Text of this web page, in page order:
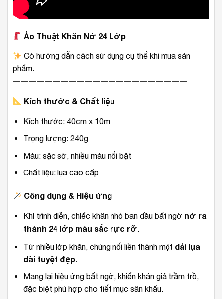
Ảo Thuật Khăn Nở 24 Lớp
Có hướng dẫn cách sử dụng cụ thể khi mua sản
phẩm.
――――――――――――――――――――――
Kích thước & Chất liệu
Kích thước: 40cm x 10m
Trọng lượng: 240g
Màu: sặc sỡ, nhiều màu nổi bật
Chất liệu: lụa cao cấp
Công dụng & Hiệu ứng
Khi trình diễn, chiếc khăn nhỏ ban đầu bất ngờ nở ra
thành 24 lớp màu sắc rực rỡ.
Từ nhiều lớp khăn, chúng nối liền thành một dải lụa
dài tuyệt đẹp.
Mang lại hiệu ứng bất ngờ, khiến khán giả trầm trồ,
đặc biệt phù hợp cho tiết mục sân khấu.